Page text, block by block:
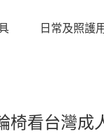
日常及照護
椅看台灣成